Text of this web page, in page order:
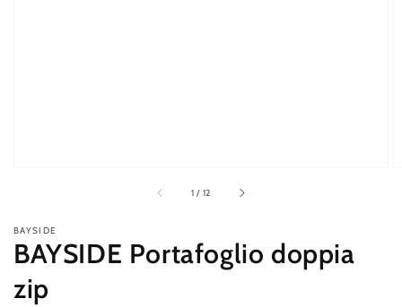
1 / di
12
BAYSIDE
BAYSIDE Portafoglio doppia
zip